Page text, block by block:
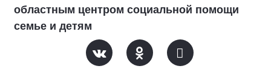
областным центром социальной помощи
семье и детям